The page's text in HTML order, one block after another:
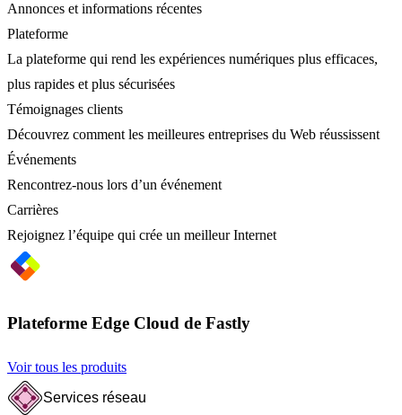
Annonces et informations récentes
Plateforme
La plateforme qui rend les expériences numériques plus efficaces,
plus rapides et plus sécurisées
Témoignages clients
Découvrez comment les meilleures entreprises du Web réussissent
Événements
Rencontrez-nous lors d’un événement
Carrières
Rejoignez l’équipe qui crée un meilleur Internet
Plateforme Edge Cloud de Fastly
Voir tous les produits
Services réseau